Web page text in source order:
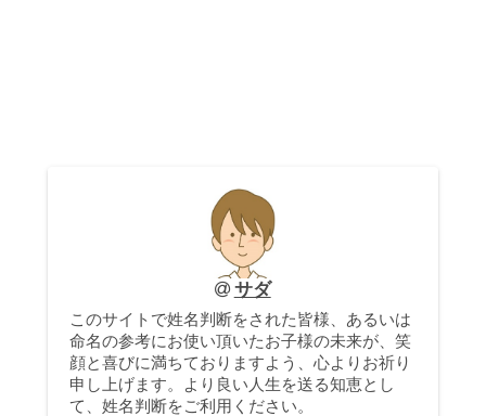
サダ
このサイトで姓名判断をされた皆様、あるいは
命名の参考にお使い頂いたお子様の未来が、笑
顔と喜びに満ちておりますよう、心よりお祈り
申し上げます。より良い人生を送る知恵とし
て、姓名判断をご利用ください。